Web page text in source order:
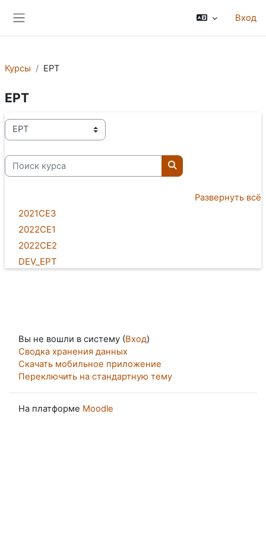
Вход
Курсы EPT
EPT
Категории курсов
Поиск курса
Поиск курса
Развернуть всё
2021CE3
2022CE1
2022CE2
DEV_EPT
Вы не вошли в систему (Вход)
Сводка хранения данных
Скачать мобильное приложение
Переключить на стандартную тему
На платформе Moodle